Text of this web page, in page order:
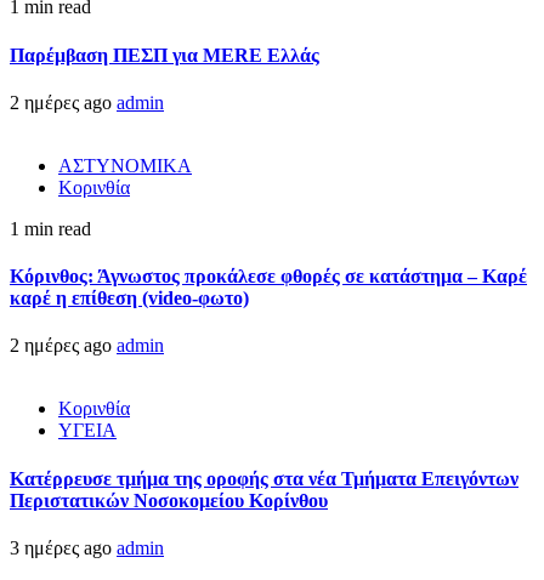
1 min read
Παρέμβαση ΠΕΣΠ για MERE Ελλάς
2 ημέρες ago admin
ΑΣΤΥΝΟΜΙΚΑ
Κορινθία
1 min read
Κόρινθος: Άγνωστος προκάλεσε φθορές σε κατάστημα – Καρέ
καρέ η επίθεση (video-φωτο)
2 ημέρες ago admin
Κορινθία
ΥΓΕΙΑ
Kατέρρευσε τμήμα της οροφής στα νέα Τμήματα Επειγόντων
Περιστατικών Νοσοκομείου Κορίνθου
3 ημέρες ago admin